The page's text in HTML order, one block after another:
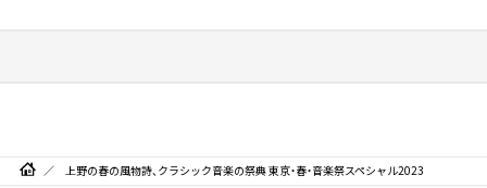
上野の春の風物詩、クラシック音楽の祭典 東京・春・音楽祭スペシャル2023